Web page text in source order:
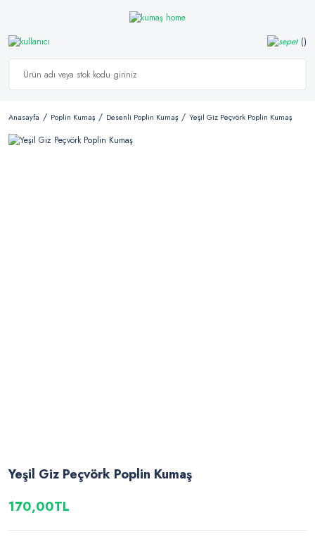
Anasayfa Poplin Kumaş Desenli Poplin Kumaş Yeşil Giz Peçvörk Poplin Kumaş
Yeşil Giz Peçvörk Poplin Kumaş
170,00TL